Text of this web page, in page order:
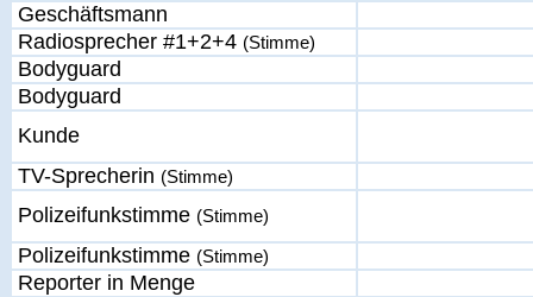
Geschäftsmann
Radiosprecher #1+2+4 (Stimme)
Bodyguard
Bodyguard
Kunde
TV-Sprecherin (Stimme)
Polizeifunkstimme (Stimme)
Polizeifunkstimme (Stimme)
Reporter in Menge